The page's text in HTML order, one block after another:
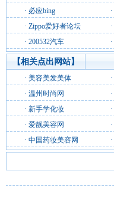
· 必应bing ·
· Zippo爱好者论坛 ·
· 200532汽车 ·
【相关点出网站】
· 美容美发美体 ·
· 温州时尚网 ·
· 新手学化妆 ·
· 爱靓美容网 ·
· 中国药妆美容网 ·